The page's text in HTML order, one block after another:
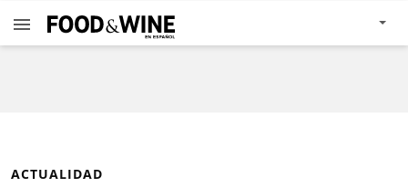
ACTUALIDAD